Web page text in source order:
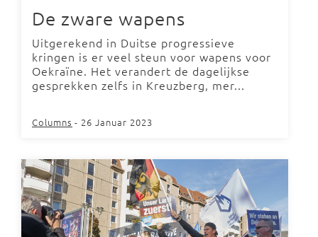
De zware wapens
Uitgerekend in Duitse progressieve
kringen is er veel steun voor wapens voor
Oekraïne. Het verandert de dagelijkse
gesprekken zelfs in Kreuzberg, mer...
Columns - 26 Januar 2023